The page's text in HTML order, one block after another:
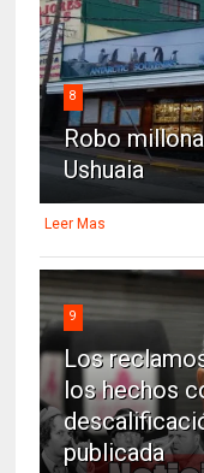
8
Robo
Ushuaia
Leer Mas
9
Los
los hechos
publicada